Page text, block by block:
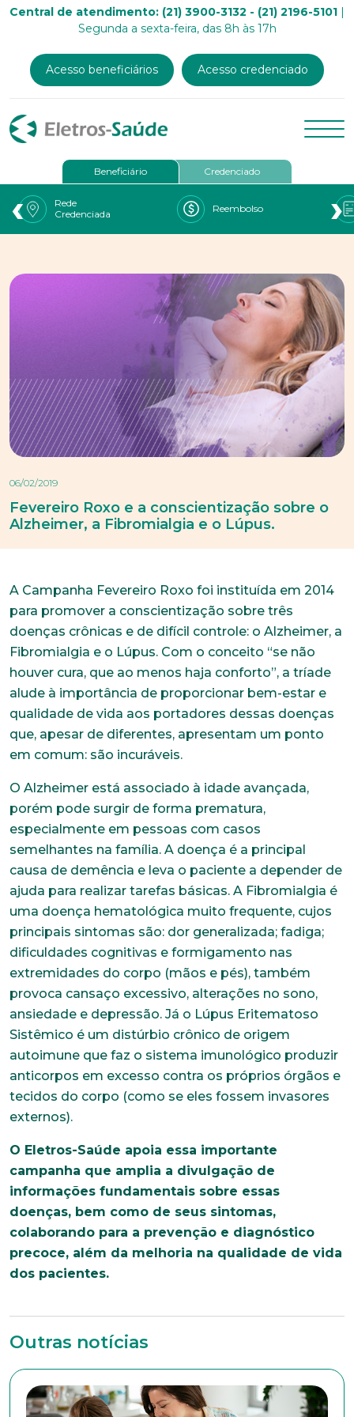
Central de atendimento: (21) 3900-3132 - (21) 2196-5101 |
Segunda a sexta-feira, das 8h às 17h
Acesso beneficiários Acesso credenciado
Beneficiário Credenciado
Rede
Credenciada
Reembolso
‹ ›
06/02/2019
Fevereiro Roxo e a conscientização sobre o
Alzheimer, a Fibromialgia e o Lúpus.
A Campanha Fevereiro Roxo foi instituída em 2014
para promover a conscientização sobre três
doenças crônicas e de difícil controle: o Alzheimer, a
Fibromialgia e o Lúpus. Com o conceito “se não
houver cura, que ao menos haja conforto”, a tríade
alude à importância de proporcionar bem-estar e
qualidade de vida aos portadores dessas doenças
que, apesar de diferentes, apresentam um ponto
em comum: são incuráveis.
O Alzheimer está associado à idade avançada,
porém pode surgir de forma prematura,
especialmente em pessoas com casos
semelhantes na família. A doença é a principal
causa de demência e leva o paciente a depender de
ajuda para realizar tarefas básicas. A Fibromialgia é
uma doença hematológica muito frequente, cujos
principais sintomas são: dor generalizada; fadiga;
dificuldades cognitivas e formigamento nas
extremidades do corpo (mãos e pés), também
provoca cansaço excessivo, alterações no sono,
ansiedade e depressão. Já o Lúpus Eritematoso
Sistêmico é um distúrbio crônico de origem
autoimune que faz o sistema imunológico produzir
anticorpos em excesso contra os próprios órgãos e
tecidos do corpo (como se eles fossem invasores
externos).
O Eletros-Saúde apoia essa importante
campanha que amplia a divulgação de
informações fundamentais sobre essas
doenças, bem como de seus sintomas,
colaborando para a prevenção e diagnóstico
precoce, além da melhoria na qualidade de vida
dos pacientes.
Outras notícias